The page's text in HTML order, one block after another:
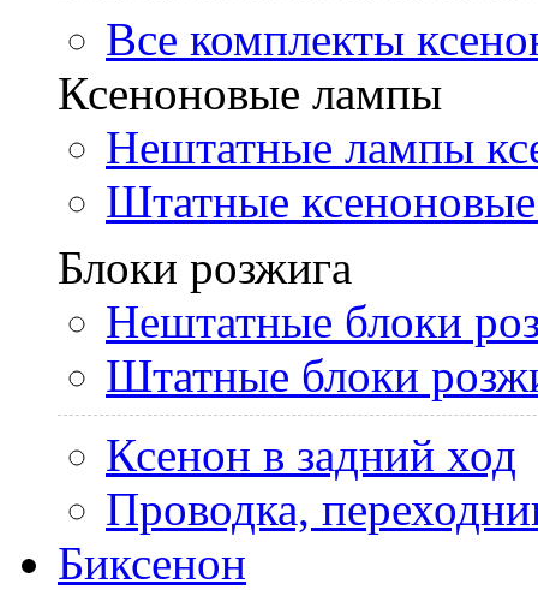
Все комплекты
Ксеноновые лампы
Нештатные лампы
Штатные
Блоки розжига
Нештатные блоки
Штатные блоки
Ксенон в задний ход
Проводка,
Биксенон